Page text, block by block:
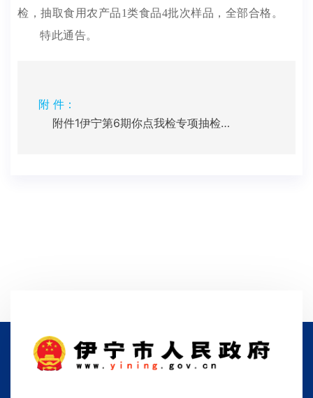
检，抽取食用农产品1类食品4批次样品，全部合格。
特此通告。
附 件：
附件1伊宁第6期你点我检专项抽检产品合格信息.xlsx